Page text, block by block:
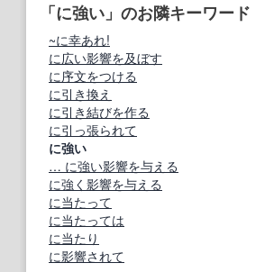
「に強い」のお隣キーワード
~に幸あれ!
に広い影響を及ぼす
に序文をつける
に引き換え
に引き結びを作る
に引っ張られて
に強い
… に強い影響を与える
に強く影響を与える
に当たって
に当たっては
に当たり
に影響されて